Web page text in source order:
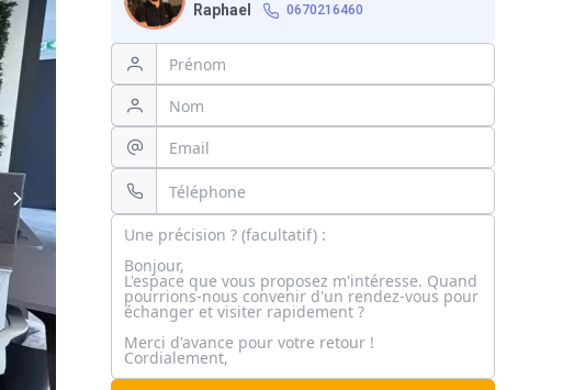
Raphael
0670216460